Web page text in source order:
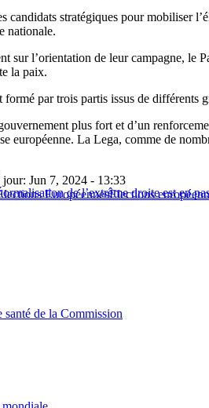
candidats stratégiques pour mobiliser
nationale.
sur l’orientation de leur campagne,
la paix.
par trois partis issus de différents
plus fort et d’un
européenne. La Lega, comme de
de l’extrême droite est en
jour: Jun 7, 2024 - 13:33
EuropéennesElections
santé de la Commission